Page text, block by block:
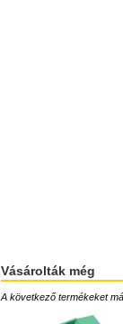
Vásárolták még
A következő termékeket